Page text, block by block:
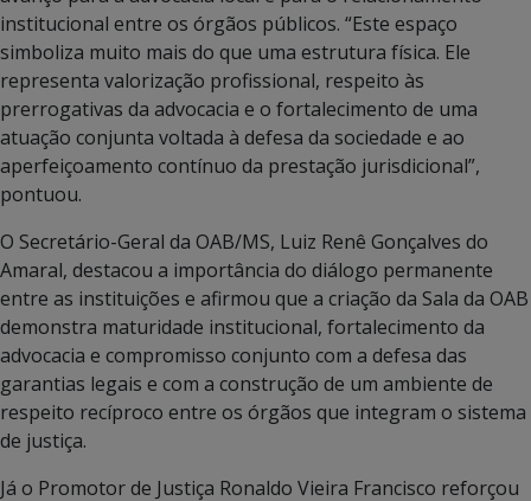
institucional entre os órgãos públicos. “Este espaço
simboliza muito mais do que uma estrutura física. Ele
representa valorização profissional, respeito às
prerrogativas da advocacia e o fortalecimento de uma
atuação conjunta voltada à defesa da sociedade e ao
aperfeiçoamento contínuo da prestação jurisdicional”,
pontuou.
O Secretário-Geral da OAB/MS, Luiz Renê Gonçalves do
Amaral, destacou a importância do diálogo permanente
entre as instituições e afirmou que a criação da Sala da OAB
demonstra maturidade institucional, fortalecimento da
advocacia e compromisso conjunto com a defesa das
garantias legais e com a construção de um ambiente de
respeito recíproco entre os órgãos que integram o sistema
de justiça.
Já o Promotor de Justiça Ronaldo Vieira Francisco reforçou